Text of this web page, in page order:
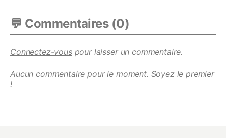
💬 Commentaires (0)
Connectez-vouspour laisser un commentaire.
Aucun commentaire pour le moment. Soyez le premier
!